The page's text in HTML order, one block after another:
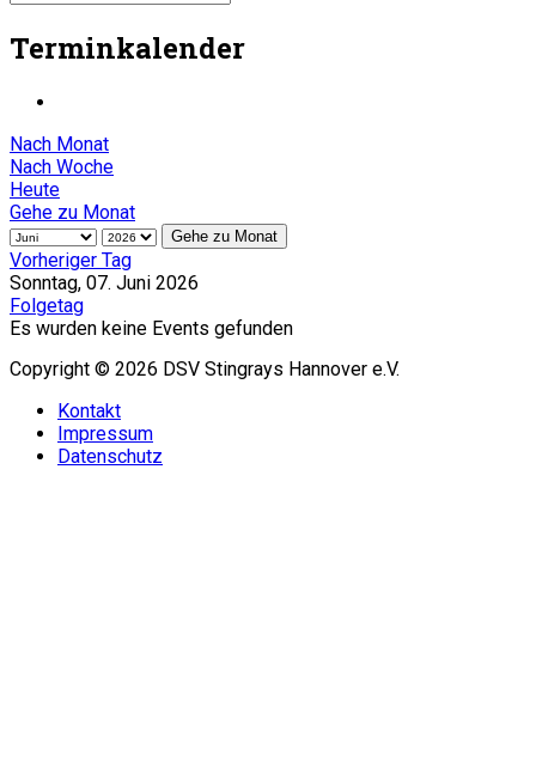
Terminkalender
Nach Monat
Nach Woche
Heute
Gehe zu Monat
Gehe zu Monat
Vorheriger Tag
Sonntag, 07. Juni 2026
Folgetag
Es wurden keine Events gefunden
Copyright © 2026 DSV Stingrays Hannover e.V.
Kontakt
Impressum
Datenschutz